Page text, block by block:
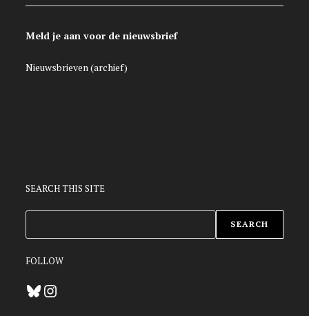
Meld je aan voor de nieuwsbrief
Nieuwsbrieven (archief)
SEARCH THIS SITE
SEARCH
FOLLOW
BlueskyInstagram